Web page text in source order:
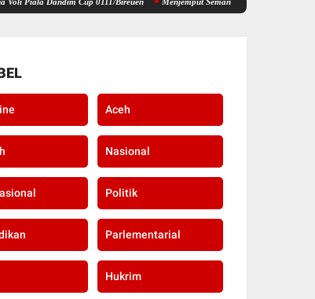
Aceh
Nasional
Politik
Parlementarial
Hukrim